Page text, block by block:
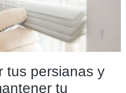
tus persianas y
tu